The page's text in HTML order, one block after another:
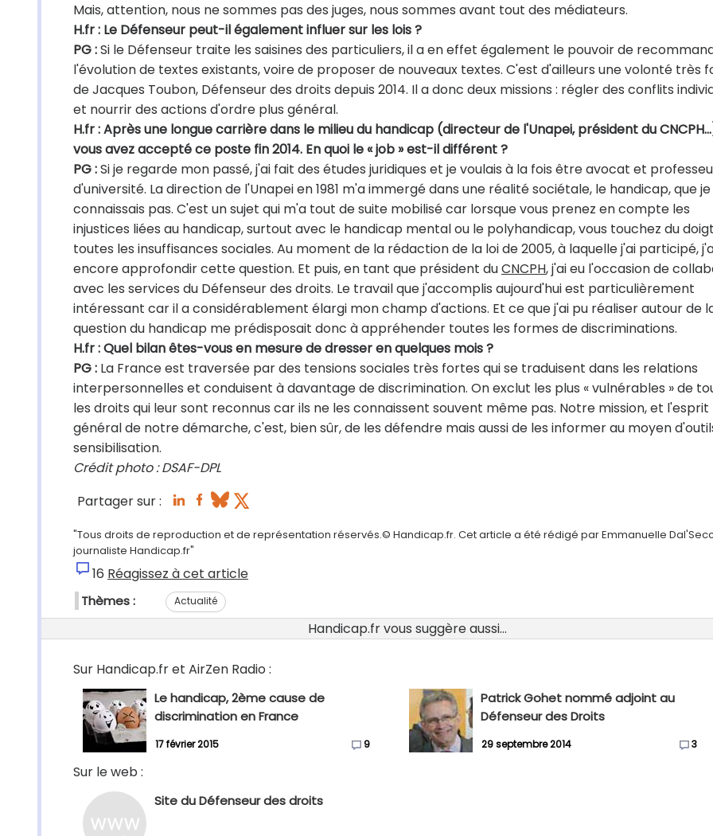
Mais, attention, nous ne sommes pas des juges, nous sommes avant tout des médiateurs.
H.fr : Le Défenseur peut-il également influer sur les lois ?
PG :Si le Défenseur traite les saisines des particuliers, il a en effet également le pouvoir de
l'évolution de textes existants, voire de proposer de nouveaux textes. C'est d'ailleurs une volonté très
de Jacques Toubon, Défenseur des droits depuis 2014. Il a donc deux missions : régler des conflits
et nourrir des actions d'ordre plus général.
H.fr : Après une longue carrière dans le milieu du handicap (directeur de l'Unapei, président du
vous avez accepté ce poste fin 2014. En quoi le « job » est-il différent ?
PG :Si je regarde mon passé, j'ai fait des études juridiques et je voulais à la fois être avocat et
d'université. La direction de l'Unapei en 1981 m'a immergé dans une réalité sociétale, le handicap, que
connaissais pas. C'est un sujet qui m'a tout de suite mobilisé car lorsque vous prenez en compte les
injustices liées au handicap, surtout avec le handicap mental ou le polyhandicap, vous touchez du doigt
toutes les insuffisances sociales. Au moment de la rédaction de la loi de 2005, à laquelle j'ai participé,
encore approfondir cette question. Et puis, en tant que président duCNCPH, j'ai eu l'occasion de
avec les services du Défenseur des droits. Le travail que j'accomplis aujourd'hui est particulièrement
intéressant car il a considérablement élargi mon champ d'actions. Et ce que j'ai pu réaliser autour de
question du handicap me prédisposait donc à appréhender toutes les formes de discriminations.
H.fr : Quel bilan êtes-vous en mesure de dresser en quelques mois ?
PG : La France est traversée par des tensions sociales très fortes qui se traduisent dans les relations
interpersonnelles et conduisent à davantage de discrimination. On exclut les plus « vulnérables » de
les droits qui leur sont reconnus car ils ne les connaissent souvent même pas. Notre mission, et l'esprit
général de notre démarche, c'est, bien sûr, de les défendre mais aussi de les informer au moyen
sensibilisation.
Crédit photo : DSAF-DPL
Partager sur :
"Tous droits de reproduction et de représentation réservés.© Handicap.fr. Cet article a été rédigé par Emmanuelle
journaliste Handicap.fr"
16 Réagissez à cet article
Thèmes : Actualité
Handicap.fr vous suggère aussi...
Sur Handicap.fr et AirZen Radio :
Le handicap, 2ème cause de
discrimination en France
17 février 2015 9
Patrick Gohet nommé adjoint au
Défenseur des Droits
29 septembre 2014 3
Sur le web :
Site du Défenseur des droits